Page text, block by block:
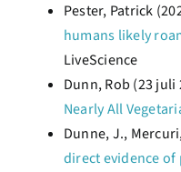
Pester, Patrick
humans likely
LiveScience
Dunn, Rob (23 juli
Nearly All
Dunne, J.,
direct evidence